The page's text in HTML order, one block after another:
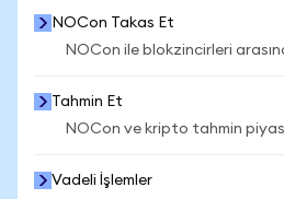
NOCon Takas Et
NOCon ile blokzincirleri
Tahmin Et
NOCon ve kripto tahmin
Vadeli İşlemler